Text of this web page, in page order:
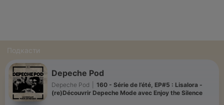
Подкасти
Depeche Pod
Depeche Pod
160 - Série de l’été, EP#5 : Lisalora -
(re)Découvrir Depeche Mode avec Enjoy the Silence